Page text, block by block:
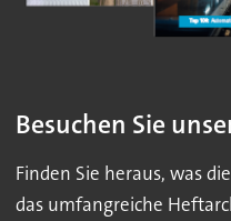
Besuchen Sie
Finden Sie heraus, was
das umfangreiche